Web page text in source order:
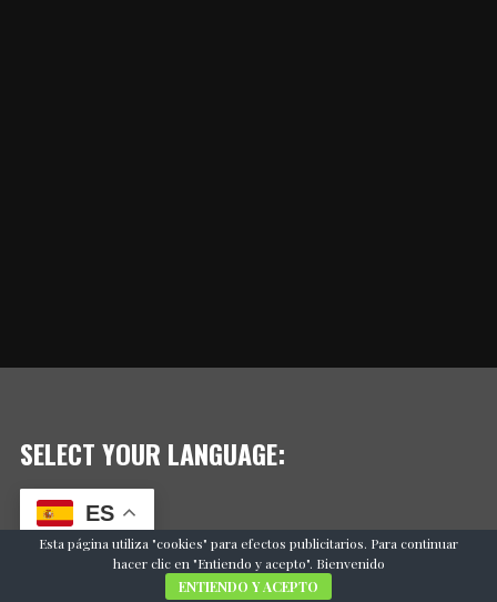
SELECT YOUR LANGUAGE:
ES
Esta página utiliza "cookies" para efectos publicitarios. Para continuar
hacer clic en "Entiendo y acepto". Bienvenido
ENTIENDO Y ACEPTO